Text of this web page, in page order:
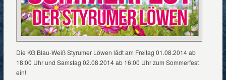
Die KG Blau-Weiß Styrumer Löwen lädt am Freitag 01.08.2014 ab
18:00 Uhr und Samstag 02.08.2014 ab 16:00 Uhr zum Sommerfest
ein!